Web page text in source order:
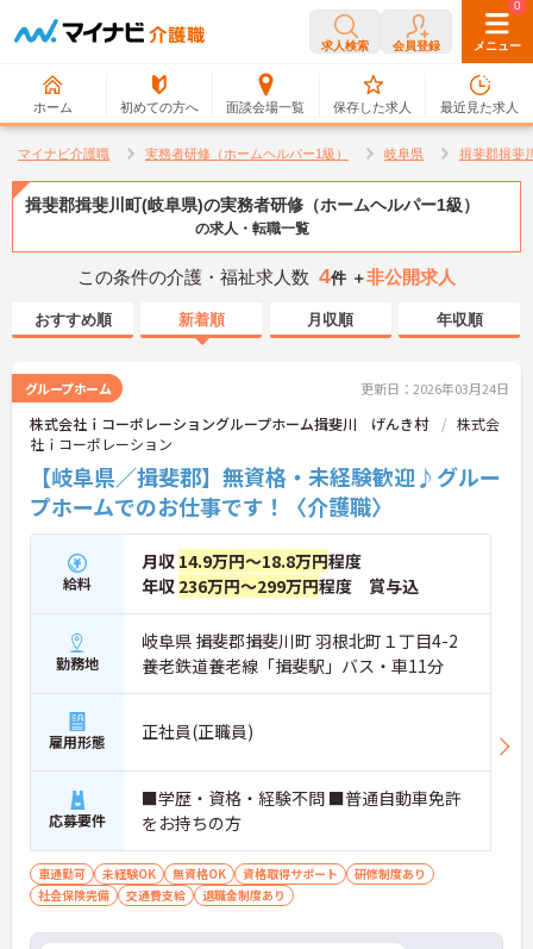
求人検索 会員登録 メニュー
ホーム 初めての方へ 面談会場一覧
0
保存した求人
0
最近見た求人
マイナビ介護職 実務者研修（ホームヘルパー1級） 岐阜県 揖斐郡揖斐
揖斐郡揖斐川町(岐阜県)の実務者研修（ホームヘルパー1級）
の求人・転職一覧
この条件の介護・福祉求人数 4件 ＋非公開求人
おすすめ順 新着順 月収順 年収順
グループホーム 更新日：2026年03月24日
株式会社ｉコーポレーショングループホーム揖斐川 げんき村
株式会
社ｉコーポレーション
【岐阜県／揖斐郡】無資格・未経験歓迎♪グルー
プホームでのお仕事です！〈介護職〉
給料
月収 14.9万円～18.8万円程度
年収 236万円～299万円程度 賞与込
勤務地
岐阜県 揖斐郡揖斐川町 羽根北町１丁目4-2
養老鉄道養老線「揖斐駅」バス・車11分
雇用形態 正社員(正職員)
応募要件
■学歴・資格・経験不問 ■普通自動車免許
をお持ちの方
車通勤可 未経験OK 無資格OK 資格取得サポート
研修制度あり
社会保険完備
交通費支給 退職金制度あり